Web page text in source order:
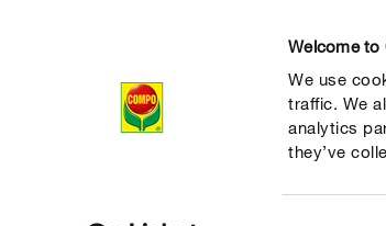
Welcome to
We use
traffic. We
analytics
they’ve